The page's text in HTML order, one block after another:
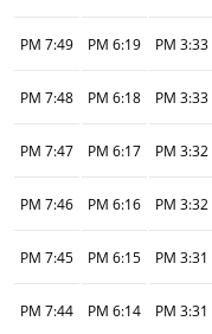
3:33 PM
6:19 PM
7:49 PM
3:33 PM
6:18 PM
7:48 PM
3:32 PM
6:17 PM
7:47 PM
3:32 PM
6:16 PM
7:46 PM
3:31 PM
6:15 PM
7:45 PM
3:31 PM
6:14 PM
7:44 PM